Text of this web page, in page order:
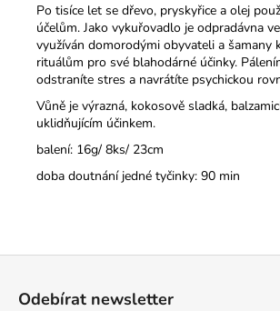
Po tisíce let se dřevo, pryskyřice a olej
účelům. Jako vykuřovadlo je odpradávna
využíván domorodými obyvateli a šamany
rituálům pro své blahodárné účinky.
odstraníte stres a navrátíte psychickou
Vůně je výrazná, kokosově sladká,
uklidňujícím účinkem.
balení: 16g/ 8ks/ 23cm
doba doutnání jedné tyčinky: 90 min
Odebírat newsletter